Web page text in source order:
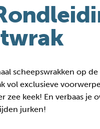
scheepswrakken op
vol exclusieve
zee keek! En verbaas
jurken!